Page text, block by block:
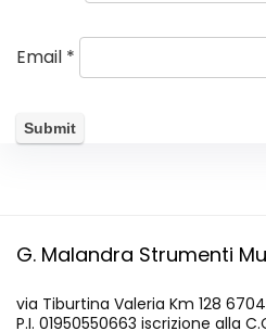
Email *
G. Malandra Strumenti
via Tiburtina Valeria Km 128
P.I. 01950550663 iscrizione alla